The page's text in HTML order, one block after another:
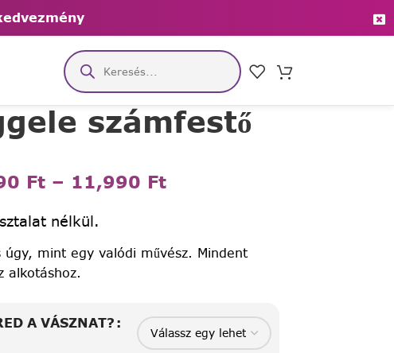
számfestő
Ft – 11,990 Ft
nélkül.
úgy, mint egy valódi művész. Mindent
alkotáshoz.
A VÁSZNAT?